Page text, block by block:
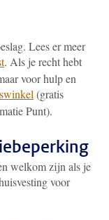
Lees er meer
. Als je recht hebt
voor hulp en
(gratis
Punt).
welkom zijn als je
voor